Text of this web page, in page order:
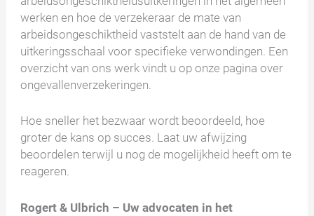
werken en hoe de verzekeraar de mate van
arbeidsongeschiktheid vaststelt aan de hand van de
uitkeringsschaal voor specifieke verwondingen. Een
overzicht van ons werk vindt u op onze pagina over
ongevallenverzekeringen.
Hoe sneller het bezwaar wordt beoordeeld, hoe
groter de kans op succes. Laat uw afwijzing
beoordelen terwijl u nog de mogelijkheid heeft om te
reageren.
Rogert & Ulbrich – Uw advocaten in het